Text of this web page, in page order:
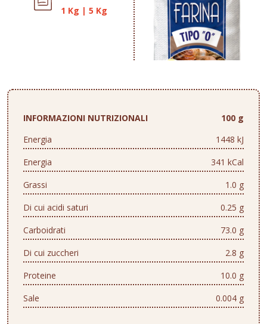
1 Kg | 5 Kg
INFORMAZIONI NUTRIZIONALI
100 g
Energia
1448 kJ
Energia
341 kCal
Grassi
1.0 g
Di cui acidi saturi
0.25 g
Carboidrati
73.0 g
Di cui zuccheri
2.8 g
Proteine
10.0 g
Sale
0.004 g